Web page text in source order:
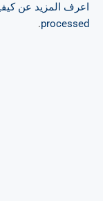
اعرف المزيد عن
processed
.